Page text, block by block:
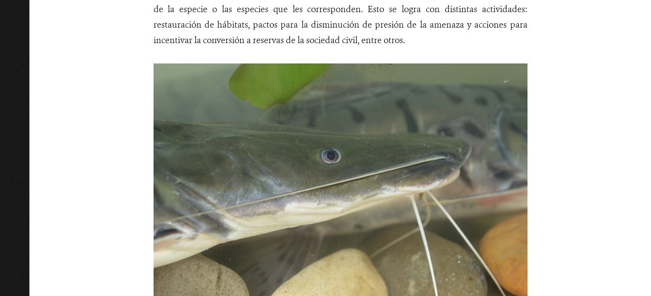
de la especie o las especies que les corresponden. Esto se logra con distintas actividades:
restauración de hábitats, pactos para la disminución de presión de la amenaza y acciones para
incentivar la conversión a reservas de la sociedad civil, entre otros.